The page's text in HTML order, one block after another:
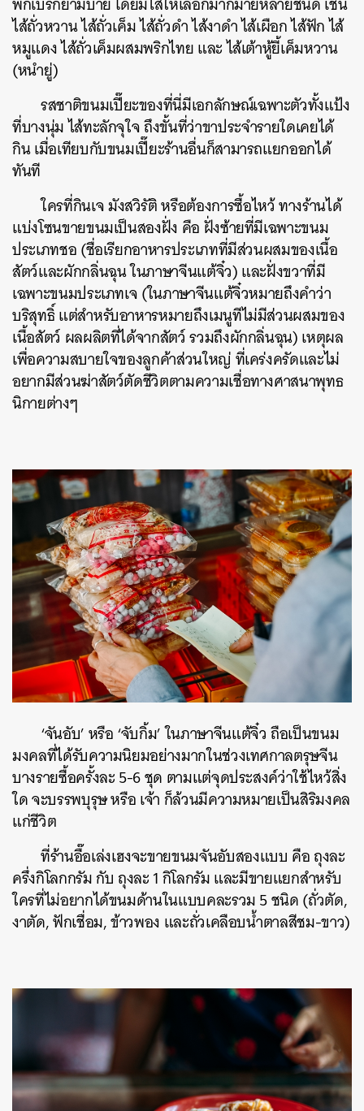
ไส้ถั่วหวาน ไส้ถั่วเค็ม ไส้ถั่วดำ ไส้งาดำ ไส้เผือก ไส้ฟัก ไส้
หมูแดง ไส้ถั่วเค็มผสมพริกไทย และ ไส้เต้าหู้ยี้เค็มหวาน
(หนำยู่)
รสชาติขนมเปี๊ยะของที่นี่มีเอกลักษณ์เฉพาะตัวทั้งแป้ง
ที่บางนุ่ม ไส้ทะลักจุใจ ถึงขั้นที่ว่าขาประจำรายใดเคยได้
กิน เมื่อเทียบกับขนมเปี๊ยะร้านอื่นก็สามารถแยกออกได้
ทันที
ใครที่กินเจ มังสวิรัติ หรือต้องการซื้อไหว้ ทางร้านได้
แบ่งโซนขายขนมเป็นสองฝั่ง คือ ฝั่งซ้ายที่มีเฉพาะขนม
ประเภทชอ (ชื่อเรียกอาหารประเภทที่มีส่วนผสมของเนื้อ
สัตว์และผักกลิ่นฉุน ในภาษาจีนแต้จิ๋ว) และฝั่งขวาที่มี
เฉพาะขนมประเภทเจ (ในภาษาจีนแต้จิ๋วหมายถึงคำว่า
บริสุทธิ์ แต่สำหรับอาหารหมายถึงเมนูทีไม่มีส่วนผสมของ
เนื้อสัตว์ ผลผลิตที่ได้จากสัตว์ รวมถึงผักกลิ่นฉุน) เหตุผล
เพื่อความสบายใจของลูกค้าส่วนใหญ่ ที่เคร่งครัดและไม่
อยากมีส่วนฆ่าสัตว์ตัดชีวิตตามความเชื่อทางศาสนาพุทธ
นิกายต่างๆ
‘จันอับ’ หรือ ‘จับกิ้ม’ ในภาษาจีนแต้จิ๋ว ถือเป็นขนม
มงคลที่ได้รับความนิยมอย่างมากในช่วงเทศกาลตรุษจีน
บางรายซื้อครั้งละ 5-6 ชุด ตามแต่จุดประสงค์ว่าใช้ไหว้สิ่ง
ใด จะบรรพบุรุษ หรือ เจ้า ก็ล้วนมีความหมายเป็นสิริมงคล
แก่ชีวิต
ที่ร้านอื๊อเล่งเฮงจะขายขนมจันอับสองแบบ คือ ถุงละ
ครึ่งกิโลกกรัม กับ ถุงละ 1 กิโลกรัม และมีขายแยกสำหรับ
ใครที่ไม่อยากได้ขนมด้านในแบบคละรวม 5 ชนิด (ถั่วตัด,
งาตัด, ฟักเชื่อม, ข้าวพอง และถั่วเคลือบน้ำตาลสีชม-ขาว)